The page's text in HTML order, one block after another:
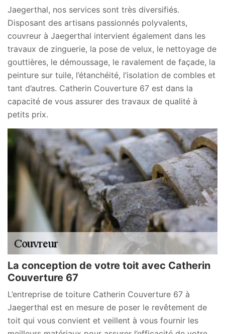
Jaegerthal, nos services sont très diversifiés.
Disposant des artisans passionnés polyvalents,
couvreur à Jaegerthal intervient également dans les
travaux de zinguerie, la pose de velux, le nettoyage de
gouttières, le démoussage, le ravalement de façade, la
peinture sur tuile, l’étanchéité, l’isolation de combles et
tant d’autres. Catherin Couverture 67 est dans la
capacité de vous assurer des travaux de qualité à
petits prix.
La conception de votre toit avec Catherin
Couverture 67
L’entreprise de toiture Catherin Couverture 67 à
Jaegerthal est en mesure de poser le revêtement de
toit qui vous convient et veillent à vous fournir les